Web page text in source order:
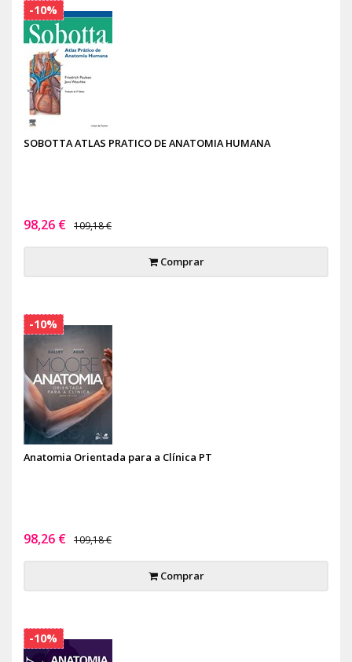
SOBOTTA ATLAS PRATICO DE ANATOMIA HUMANA
98,26 € 109,18 €
Comprar
-10%
Anatomia Orientada para a Clínica PT
98,26 € 109,18 €
Comprar
-10%
-10%